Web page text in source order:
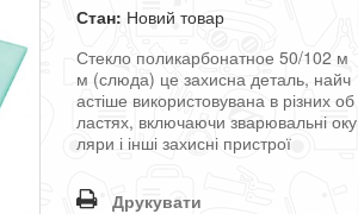
Стан: Новий товар
Стекло поликарбонатное 50/102 м
м (слюда) це захисна деталь, найч
астіше використовувана в різних об
ластях, включаючи зварювальні оку
ляри і інші захисні пристрої
Друкувати